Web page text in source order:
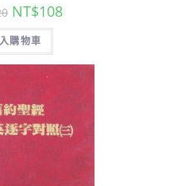
NT$108
購物車